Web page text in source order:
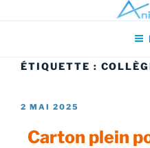
au
principal
Association pour l'Animation
ÉTIQUETTE :
PUBLIÉ
2 MAI 2025
Carton plein